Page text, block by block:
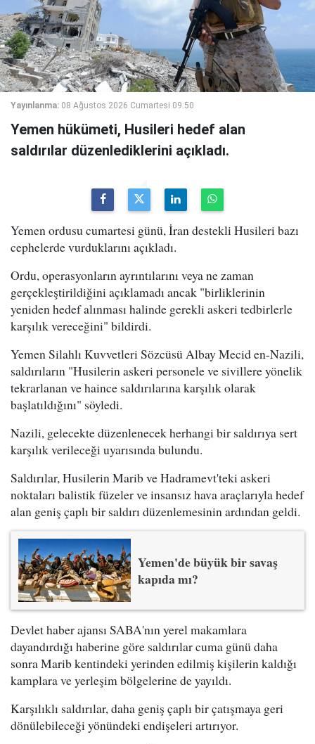
Yayınlanma: 08 Ağustos 2026 Cumartesi 09:50
Yemen hükümeti, Husileri hedef alan
saldırılar düzenlediklerini açıkladı.
Yemen ordusu cumartesi günü, İran destekli Husileri bazı
cephelerde vurduklarını açıkladı.
Ordu, operasyonların ayrıntılarını veya ne zaman
gerçekleştirildiğini açıklamadı ancak "birliklerinin
yeniden hedef alınması halinde gerekli askeri tedbirlerle
karşılık vereceğini" bildirdi.
Yemen Silahlı Kuvvetleri Sözcüsü Albay Mecid en-Nazili,
saldırıların "Husilerin askeri personele ve sivillere yönelik
tekrarlanan ve haince saldırılarına karşılık olarak
başlatıldığını" söyledi.
Nazili, gelecekte düzenlenecek herhangi bir saldırıya sert
karşılık verileceği uyarısında bulundu.
Saldırılar, Husilerin Marib ve Hadramevt'teki askeri
noktaları balistik füzeler ve insansız hava araçlarıyla hedef
alan geniş çaplı bir saldırı düzenlemesinin ardından geldi.
Yemen'de büyük bir savaş
kapıda mı?
Devlet haber ajansı SABA'nın yerel makamlara
dayandırdığı haberine göre saldırılar cuma günü daha
sonra Marib kentindeki yerinden edilmiş kişilerin kaldığı
kamplara ve yerleşim bölgelerine de yayıldı.
Karşılıklı saldırılar, daha geniş çaplı bir çatışmaya geri
dönülebileceği yönündeki endişeleri artırıyor.